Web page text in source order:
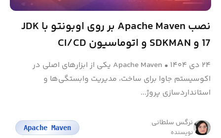
نصب Apache Maven بر روی اوبونتو با JDK
17 و SDKMAN و اتوماسیون CI/CD
۲۴ دی ۱۴۰۴ •
Apache Maven یکی از ابزارهای اصلی در
اکوسیستم جاوا برای ساخت، مدیریت وابستگی‌ها و
استانداردسازی پروژ...
نرگس سلطانی
نویسنده
Apache Maven